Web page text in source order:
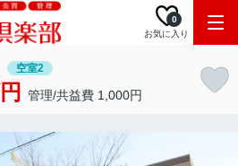
お気に入り
0
空室2
管理/共益費 1,000円